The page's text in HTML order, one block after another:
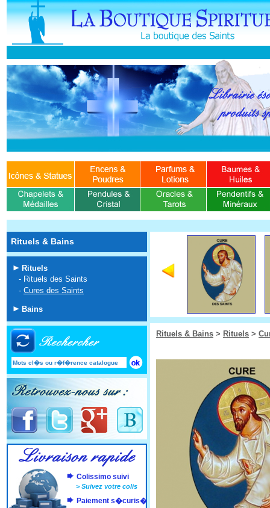
Rituels & Bains
Rituels
- Rituels des Saints
- Cures des Saints
Bains
Colissimo suivi
>Suivez votre colis
Paiement s�curis�
Rituels & Bains > Rituels >